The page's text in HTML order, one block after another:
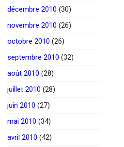
décembre 2010 (30)
novembre 2010 (26)
octobre 2010 (26)
septembre 2010 (32)
août 2010 (28)
juillet 2010 (28)
juin 2010 (27)
mai 2010 (34)
avril 2010 (42)